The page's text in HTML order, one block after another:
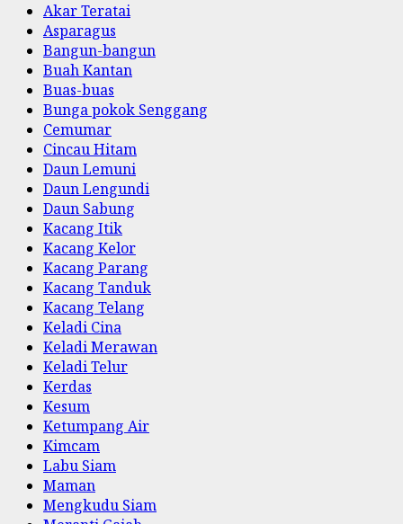
Akar Teratai
Asparagus
Bangun-bangun
Buah Kantan
Buas-buas
Bunga pokok Senggang
Cemumar
Cincau Hitam
Daun Lemuni
Daun Lengundi
Daun Sabung
Kacang Itik
Kacang Kelor
Kacang Parang
Kacang Tanduk
Kacang Telang
Keladi Cina
Keladi Merawan
Keladi Telur
Kerdas
Kesum
Ketumpang Air
Kimcam
Labu Siam
Maman
Mengkudu Siam